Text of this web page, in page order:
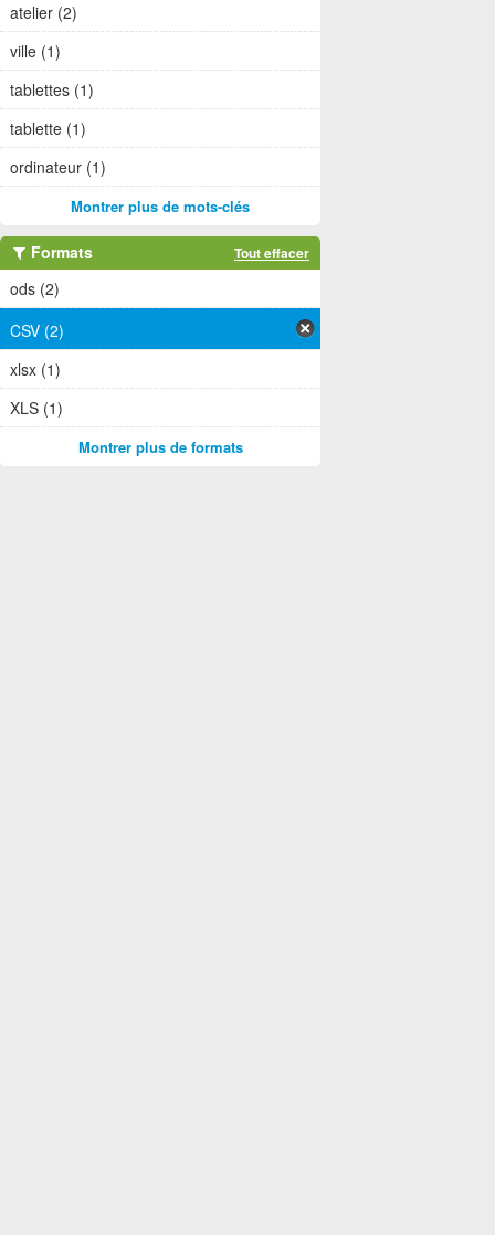
atelier (2)
ville (1)
tablettes (1)
tablette (1)
ordinateur (1)
Montrer plus de mots-clés
Formats Tout effacer
ods (2)
CSV (2)
xlsx (1)
XLS (1)
Montrer plus de formats